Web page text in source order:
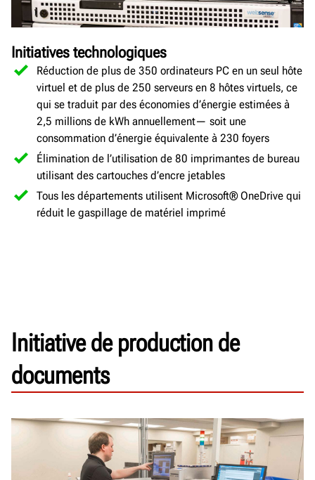
Initiatives technologiques
Réduction de plus de 350 ordinateurs PC en un seul hôte
virtuel et de plus de 250 serveurs en 8 hôtes virtuels, ce
qui se traduit par des économies d’énergie estimées à
2,5 millions de kWh annuellement— soit une
consommation d’énergie équivalente à 230 foyers
Élimination de l’utilisation de 80 imprimantes de bureau
utilisant des cartouches d’encre jetables
Tous les départements utilisent Microsoft® OneDrive qui
réduit le gaspillage de matériel imprimé
Initiative de production de
documents